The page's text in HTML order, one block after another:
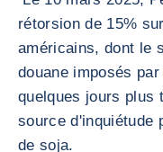
rétorsion de 15%
américains, dont le
douane imposés
quelques jours plus
source d'inquiétude
de soja.